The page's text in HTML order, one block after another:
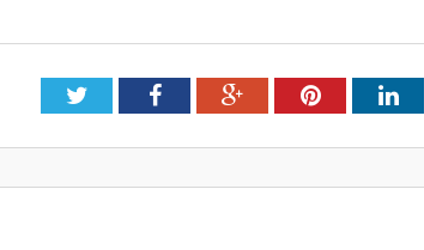
TwitterFacebookGoogle+Pinterest